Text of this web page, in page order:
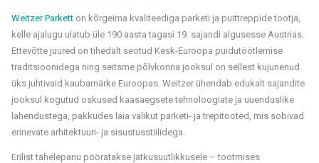
Weitzer Parkett on kõrgeima kvaliteediga parketi ja puittreppide tootja,
kelle ajalugu ulatub üle 190 aasta tagasi 19. sajandi algusesse Austrias.
Ettevõtte juured on tihedalt seotud Kesk-Euroopa puidutöötlemise
traditsioonidega ning seitsme põlvkonna jooksul on sellest kujunenud
üks juhtivaid kaubamärke Euroopas. Weitzer ühendab edukalt sajandite
jooksul kogutud oskused kaasaegsete tehnoloogiate ja uuenduslike
lahendustega, pakkudes laia valikut parketi- ja trepitooted, mis sobivad
erinevate arhitektuuri- ja sisustusstiilidega.
Erilist tähelepanu pööratakse jätkusuutlikkusele – tootmises